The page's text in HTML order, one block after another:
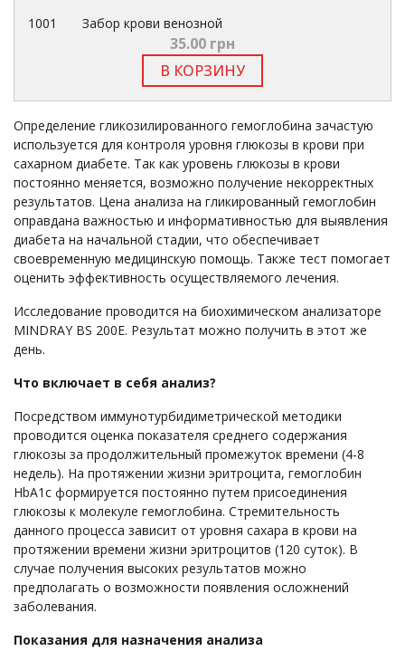
1001 Забор крови венозной
35.00 грн
В КОРЗИНУ
Определение гликозилированного гемоглобина зачастую
используется для контроля уровня глюкозы в крови при
сахарном диабете. Так как уровень глюкозы в крови
постоянно меняется, возможно получение некорректных
результатов. Цена анализа на гликированный гемоглобин
оправдана важностью и информативностью для выявления
диабета на начальной стадии, что обеспечивает
своевременную медицинскую помощь. Также тест помогает
оценить эффективность осуществляемого лечения.
Исследование проводится на биохимическом анализаторе
MINDRAY BS 200E. Результат можно получить в этот же
день.
Что включает в себя анализ?
Посредством иммунотурбидиметрической методики
проводится оценка показателя среднего содержания
глюкозы за продолжительный промежуток времени (4-8
недель). На протяжении жизни эритроцита, гемоглобин
HbA1c формируется постоянно путем присоединения
глюкозы к молекуле гемоглобина. Стремительность
данного процесса зависит от уровня сахара в крови на
протяжении времени жизни эритроцитов (120 суток). В
случае получения высоких результатов можно
предполагать о возможности появления осложнений
заболевания.
Показания для назначения анализа